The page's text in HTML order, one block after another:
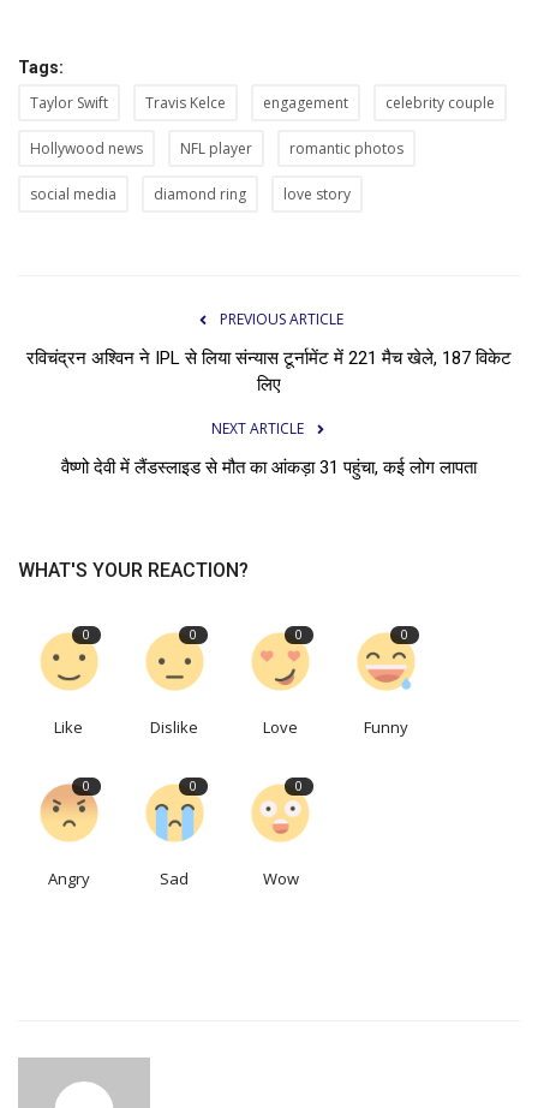
Tags:
Taylor Swift Travis Kelce engagement celebrity couple
Hollywood news NFL player romantic photos
social media diamond ring love story
PREVIOUS ARTICLE
रविचंद्रन अश्विन ने IPL से लिया संन्यास टूर्नामेंट में 221 मैच खेले, 187 विकेट
लिए
NEXT ARTICLE
वैष्णो देवी में लैंडस्लाइड से मौत का आंकड़ा 31 पहुंचा, कई लोग लापता
WHAT'S YOUR REACTION?
0
Like
0
Dislike
0
Love
0
Funny
0
Angry
0
Sad
0
Wow